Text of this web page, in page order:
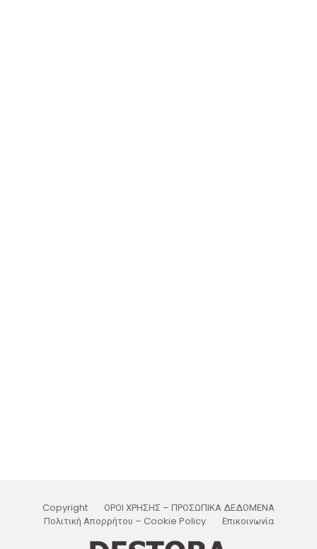
Copyright
ΟΡΟΙ ΧΡΗΣΗΣ – ΠΡΟΣΩΠΙΚΑ ΔΕΔΟΜΕΝΑ
Πολιτική Απορρήτου – Cookie Policy
Επικοινωνία